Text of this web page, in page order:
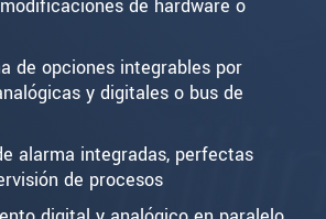
de hardware o
de opciones integrables por
y digitales o bus de
alarma integradas, perfectas
de procesos